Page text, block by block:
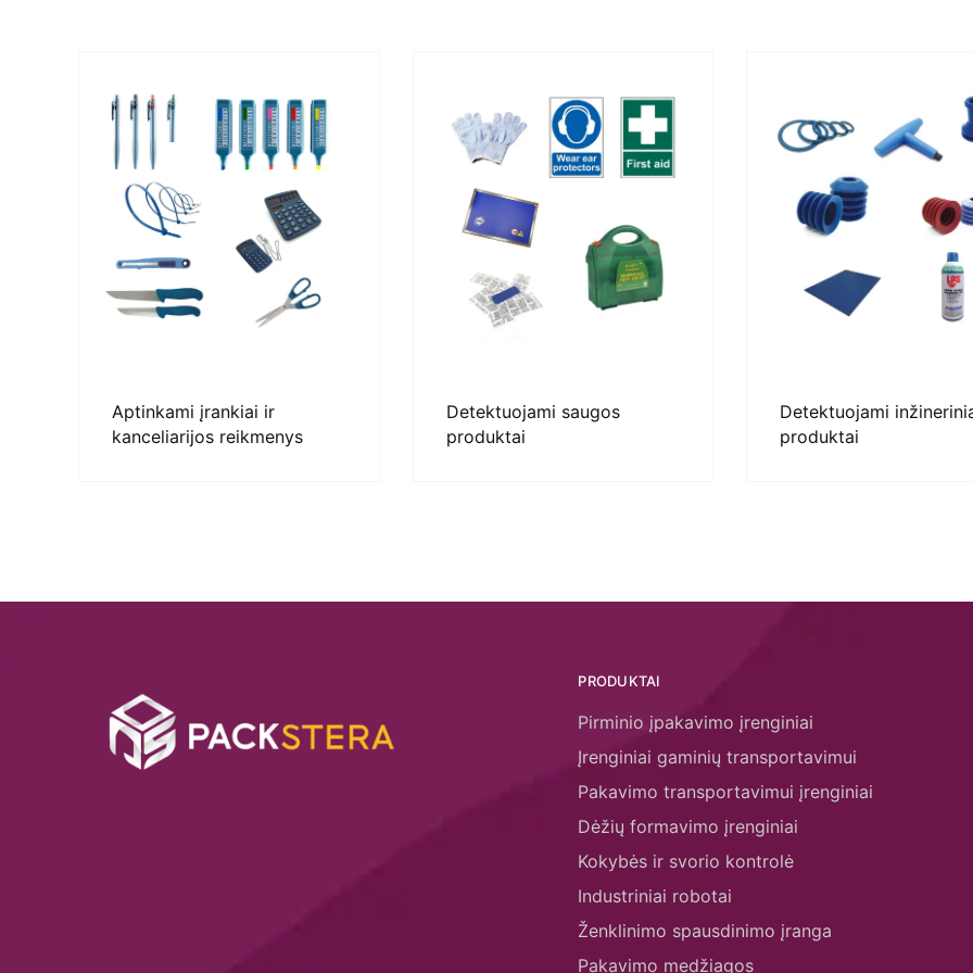
Aptinkami įrankiai ir
kanceliarijos reikmenys
Detektuojami saugos
produktai
Detektuojami
produktai
PRODUKTAI
Pirminio įpakavimo įrenginiai
Įrenginiai gaminių transportavimui
Pakavimo transportavimui įrenginiai
Dėžių formavimo įrenginiai
Kokybės ir svorio kontrolė
Industriniai robotai
Ženklinimo spausdinimo įranga
Pakavimo medžiagos